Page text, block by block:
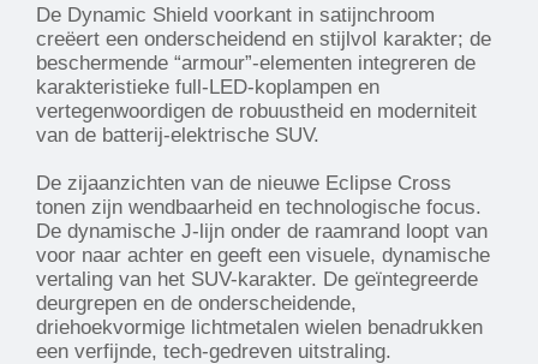
De Dynamic Shield voorkant in satijnchroom
creëert een onderscheidend en stijlvol karakter; de
beschermende “armour”-elementen integreren de
karakteristieke full-LED-koplampen en
vertegenwoordigen de robuustheid en moderniteit
van de batterij-elektrische SUV.
De zijaanzichten van de nieuwe Eclipse Cross
tonen zijn wendbaarheid en technologische focus.
De dynamische J-lijn onder de raamrand loopt van
voor naar achter en geeft een visuele, dynamische
vertaling van het SUV-karakter. De geïntegreerde
deurgrepen en de onderscheidende,
driehoekvormige lichtmetalen wielen benadrukken
een verfijnde, tech-gedreven uitstraling.